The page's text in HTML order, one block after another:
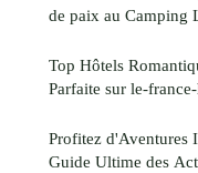
de paix au Camping
Top Hôtels
Parfaite sur le-
Profitez d'Aventures
Guide Ultime des